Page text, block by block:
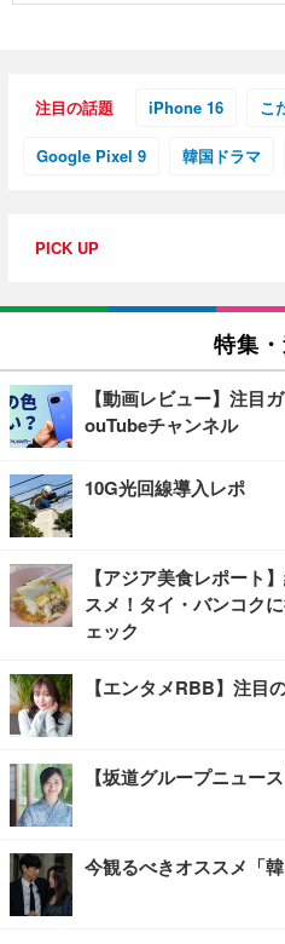
注目の話題 iPhone 16 こ
Google Pixel 9 韓国ドラマ
PICK UP
特集
【動画レビュー】注目
ouTubeチャンネル
10G光回線導入レポ
【アジア美食レポート
スメ！タイ・バンコク
ェック
【エンタメRBB】注目
【坂道グループニュー
今観るべきオススメ「韓